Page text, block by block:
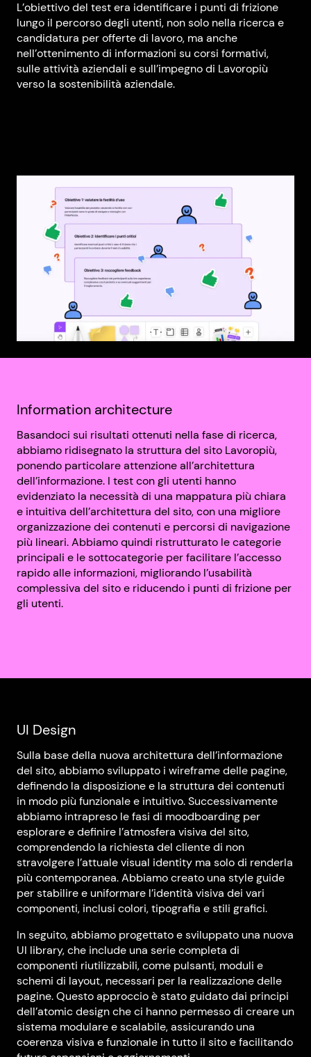
L’obiettivo del test era identificare i punti di frizione
lungo il percorso degli utenti, non solo nella ricerca e
candidatura per offerte di lavoro, ma anche
nell’ottenimento di informazioni su corsi formativi,
sulle attività aziendali e sull’impegno di Lavoropiù
verso la sostenibilità aziendale.
Information architecture
Basandoci sui risultati ottenuti nella fase di ricerca,
abbiamo ridisegnato la struttura del sito Lavoropiù,
ponendo particolare attenzione all’architettura
dell’informazione. I test con gli utenti hanno
evidenziato la necessità di una mappatura più chiara
e intuitiva dell’architettura del sito, con una migliore
organizzazione dei contenuti e percorsi di navigazione
più lineari. Abbiamo quindi ristrutturato le categorie
principali e le sottocategorie per facilitare l’accesso
rapido alle informazioni, migliorando l’usabilità
complessiva del sito e riducendo i punti di frizione per
gli utenti.
UI Design
Sulla base della nuova architettura dell’informazione
del sito, abbiamo sviluppato i wireframe delle pagine,
definendo la disposizione e la struttura dei contenuti
in modo più funzionale e intuitivo. Successivamente
abbiamo intrapreso le fasi di moodboarding per
esplorare e definire l’atmosfera visiva del sito,
comprendendo la richiesta del cliente di non
stravolgere l’attuale visual identity ma solo di renderla
più contemporanea. Abbiamo creato una style guide
per stabilire e uniformare l’identità visiva dei vari
componenti, inclusi colori, tipografia e stili grafici.
In seguito, abbiamo progettato e sviluppato una nuova
UI library, che include una serie completa di
componenti riutilizzabili, come pulsanti, moduli e
schemi di layout, necessari per la realizzazione delle
pagine. Questo approccio è stato guidato dai principi
dell’atomic design che ci hanno permesso di creare un
sistema modulare e scalabile, assicurando una
coerenza visiva e funzionale in tutto il sito e facilitando